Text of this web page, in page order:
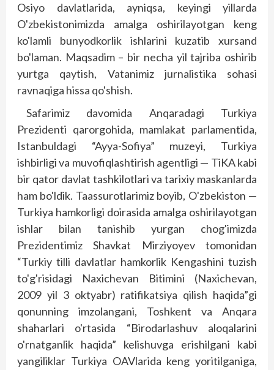
Osiyo davlatlarida, ayniqsa, keyingi yillarda
O'zbekistonimizda amalga oshirilayotgan keng
ko'lamli bunyodkorlik ishlarini kuzatib xursand
bo'laman. Maqsadim – bir necha yil tajriba oshirib
yurtga qaytish, Vatanimiz jurnalistika sohasi
ravnaqiga hissa qo'shish.
Safarimiz davomida Anqaradagi Turkiya
Prezidenti qarorgohida, mamlakat parlamentida,
Istanbuldagi “Ayya-Sofiya” muzeyi, Turkiya
ishbirligi va muvofiqlashtirish agentligi — TiKA kabi
bir qator davlat tashkilotlari va tarixiy maskanlarda
ham bo'ldik. Taassurotlarimiz boyib, O'zbe­kis­ton —
Turkiya hamkorligi doirasida amalga oshirilayotgan
ishlar bilan tanishib yurgan chog'imizda
Prezidentimiz Shavkat Mirziyoyev tomonidan
“Turkiy tilli davlatlar hamkorlik Kengashini tuzish
to'g'risidagi Naxichevan Bitimini (Naxichevan,
2009 yil 3 oktyabr) ratifikatsiya qilish haqida”gi
qonunning imzolangani, Toshkent va Anqara
shaharlari o'rtasida “Birodarlashuv aloqalarini
o'rnatganlik haqida” kelishuvga erishilgani kabi
yangiliklar Turkiya OAVlarida keng yoritilganiga,